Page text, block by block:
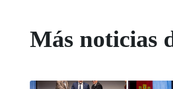
Más noticias